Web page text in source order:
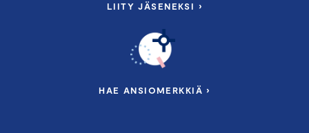
LIITY JÄSENEKSI ›
HAE ANSIOMERKKIÄ ›